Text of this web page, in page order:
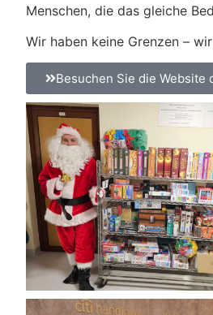
Menschen, die das gleiche
Wir haben keine Grenzen –
Besuchen Sie die Website